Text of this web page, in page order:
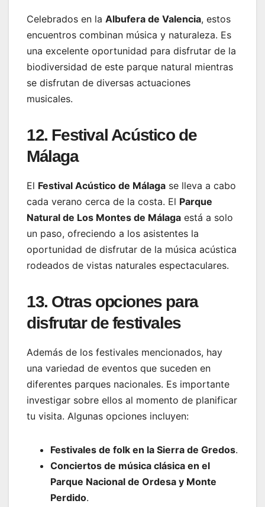
Celebrados en la Albufera de Valencia, estos
encuentros combinan música y naturaleza. Es
una excelente oportunidad para disfrutar de la
biodiversidad de este parque natural mientras
se disfrutan de diversas actuaciones
musicales.
12. Festival Acústico de
Málaga
El Festival Acústico de Málaga se lleva a cabo
cada verano cerca de la costa. El Parque
Natural de Los Montes de Málaga está a solo
un paso, ofreciendo a los asistentes la
oportunidad de disfrutar de la música acústica
rodeados de vistas naturales espectaculares.
13. Otras opciones para
disfrutar de festivales
Además de los festivales mencionados, hay
una variedad de eventos que suceden en
diferentes parques nacionales. Es importante
investigar sobre ellos al momento de planificar
tu visita. Algunas opciones incluyen:
Festivales de folk en la Sierra de Gredos.
Conciertos de música clásica en el
Parque Nacional de Ordesa y Monte
Perdido.